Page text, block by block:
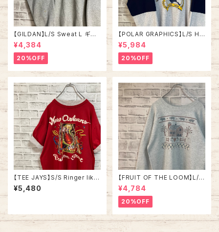
【GILDAN】L/S Sweat L ギル
ダン 企業モノ スウェット トレー
ナー 企業ロゴ 飲料メーカー ア
メリカ USA 古着
¥4,384
20%OFF
【POLAR GRAPHICS】L/S Hal
fZip Sweat XL Made in US
A 90s “ALASKA” スーベニア
ハーフジップスウェット トレーナ
ー アラスカ お土産モノ vintag
e ヴィンテージ アメリカ USA
古着
¥5,984
20%OFF
【TEE JAYS】S/S Ringer like
Tee XL 90s Made in USA
“Bourbon Street”vintage リ
トリート JAZZ 楽器 アルコール
ヴィンテージ シングルステッチ
¥5,480
【FRUIT OF THE LOOM】L/S
Sweat/Trainer L 90s Made
in USA アート系 スウェット トレ
ーナー ファーム 農場 USA製 ア
ートプリント アメリカ USA 古着
¥4,784
20%OFF